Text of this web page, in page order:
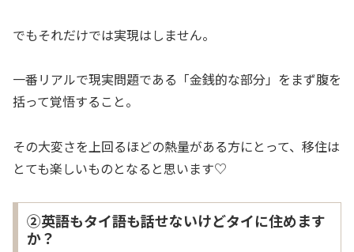
でもそれだけでは実現はしません。
一番リアルで現実問題である「金銭的な部分」をまず腹を
括って覚悟すること。
その大変さを上回るほどの熱量がある方にとって、移住は
とても楽しいものとなると思います♡
②英語もタイ語も話せないけどタイに住めます
か？